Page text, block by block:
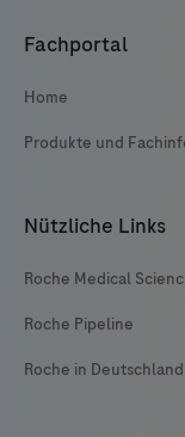
Fachportal
Home
Produkte und
Nützliche Links
Roche Medical
Roche Pipeline
Roche in Deutschland